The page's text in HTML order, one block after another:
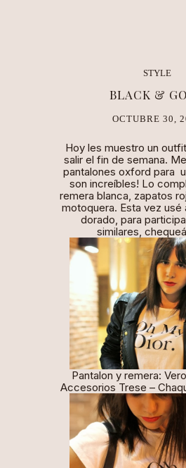
STYLE
BLACK &
OCTUBRE 30,
Hoy les muestro un outfit
salir el fin de semana.
pantalones oxford para
son increíbles! Lo
remera blanca, zapatos
motoquera. Esta vez
dorado, para
similares,
Pantalon y remera:
Accesorios Trese –